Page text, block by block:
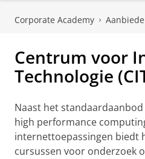
Corporate Academy
Centrum voor
Technologie
Naast het
high performance
internettoepassingen biedt
cursussen voor onderzoek